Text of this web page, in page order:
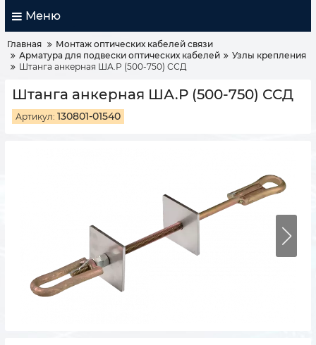
Меню
Главная
Монтаж оптических кабелей связи
Арматура для подвески оптических кабелей
Узлы крепления
Штанга анкерная ША.Р (500-750) ССД
Штанга анкерная ША.Р (500-750) ССД
Артикул: 130801-01540